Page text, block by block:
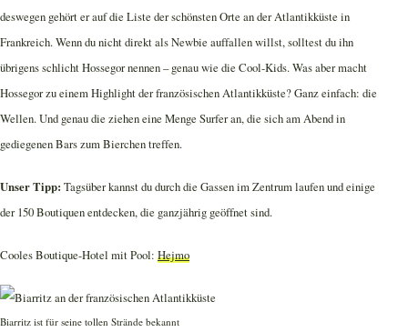
deswegen gehört er auf die Liste der schönsten Orte an der Atlantikküste in
Frankreich. Wenn du nicht direkt als Newbie auffallen willst, solltest du ihn
übrigens schlicht Hossegor nennen – genau wie die Cool-Kids. Was aber macht
Hossegor zu einem Highlight der französischen Atlantikküste? Ganz einfach: die
Wellen. Und genau die ziehen eine Menge Surfer an, die sich am Abend in
gediegenen Bars zum Bierchen treffen.
Unser Tipp: Tagsüber kannst du durch die Gassen im Zentrum laufen und einige
der 150 Boutiquen entdecken, die ganzjährig geöffnet sind.
Cooles Boutique-Hotel mit Pool: Hejmo
Biarritz ist für seine tollen Strände bekannt